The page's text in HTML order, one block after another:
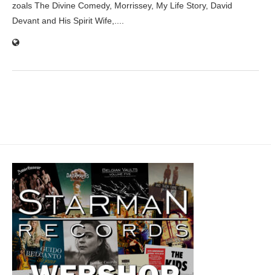
zoals The Divine Comedy, Morrissey, My Life Story, David
Devant and His Spirit Wife,....